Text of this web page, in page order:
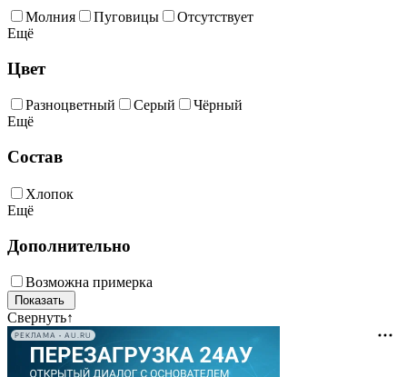
Молния Пуговицы
Отсутствует
Ещё
Цвет
Разноцветный Серый
Чёрный
Ещё
Состав
Хлопок
Ещё
Дополнительно
Возможна примерка
Свернуть↑
РЕКЛАМА • AU.RU